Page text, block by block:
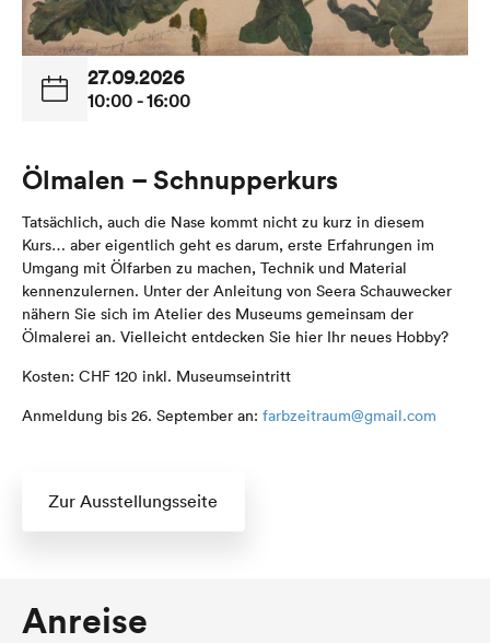
27.09.2026
10:00 - 16:00
Ölmalen – Schnupperkurs
Tatsächlich, auch die Nase kommt nicht zu kurz in diesem
Kurs… aber eigentlich geht es darum, erste Erfahrungen im
Umgang mit Ölfarben zu machen, Technik und Material
kennenzulernen. Unter der Anleitung von Seera Schauwecker
nähern Sie sich im Atelier des Museums gemeinsam der
Ölmalerei an. Vielleicht entdecken Sie hier Ihr neues Hobby?
Kosten: CHF 120 inkl. Museumseintritt
Anmeldung bis 26. September an: farbzeitraum@gmail.com
Zur Ausstellungsseite
Anreise